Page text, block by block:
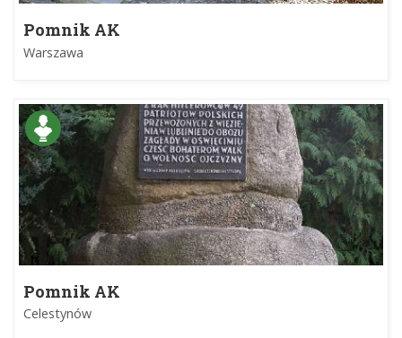
Pomnik AK
Warszawa
Pomnik AK
Celestynów